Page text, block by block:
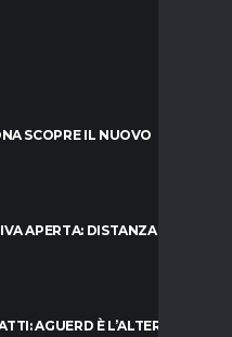
SCOPRE IL NUOVO
APERTA: DISTANZA DI 5
AGUERD È L’ALTERNATIVA